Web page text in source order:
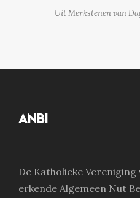
Uit Merkstenen van
ANBI
De Katholieke
erkende Algemeen Nut